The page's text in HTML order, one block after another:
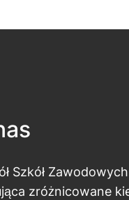
Szkół
zróżnicowane